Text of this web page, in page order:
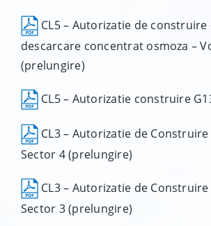
CL5 – Autorizatie de construire
descarcare concentrat osmoza –
(prelungire)
CL5 – Autorizatie construire
CL3 – Autorizatie de Construire
Sector 4 (prelungire)
CL3 – Autorizatie de Construire
Sector 3 (prelungire)